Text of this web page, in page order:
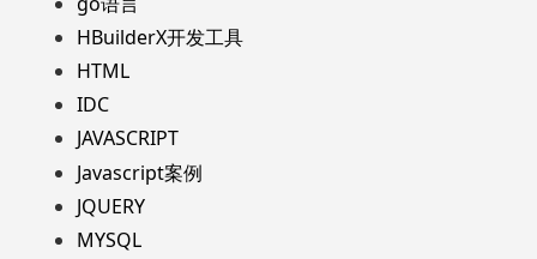
HBuilderX开发工具
HTML
IDC
JAVASCRIPT
Javascript案例
JQUERY
MYSQL